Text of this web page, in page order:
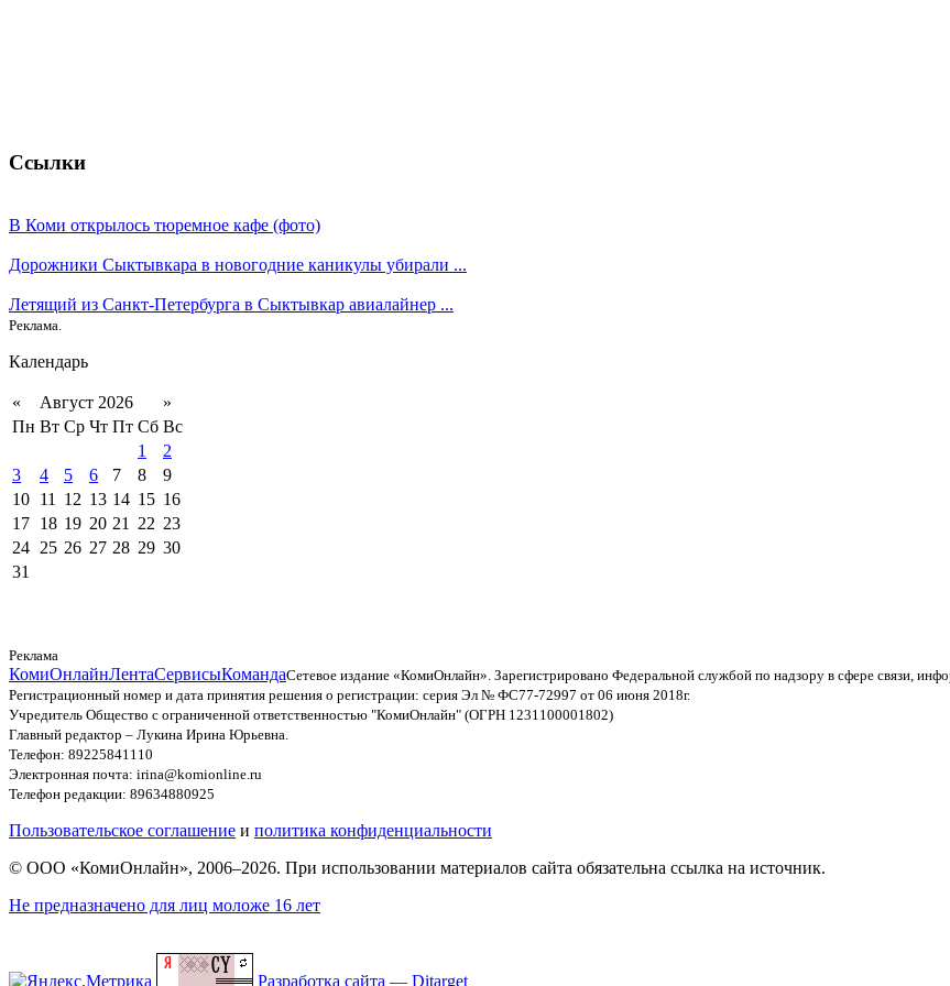
Ссылки
В Коми открылось тюремное кафе (фото)
Дорожники Сыктывкара в новогодние каникулы убирали ...
Летящий из Санкт-Петербурга в Сыктывкар авиалайнер ...
Реклама.
Календарь
« Август 2026
»
Пн Вт Ср Чт Пт Сб Вс
1
2
3
4 5 6 7 8
9
10 11 12 13 14 15 16
17 18 19 20 21 22 23
24 25 26 27 28 29 30
31
Реклама
КомиОнлайнЛентаСервисыКомандаСетевое издание «КомиОнлайн». Зарегистрировано Федеральной службой по надзору в сфере связи,
Регистрационный номер и дата принятия решения о регистрации: серия Эл № ФС77-72997 от 06 июня 2018г.
Учредитель Общество с ограниченной ответственностью "КомиОнлайн" (ОГРН 1231100001802)
Главный редактор – Лукина Ирина Юрьевна.
Телефон: 89225841110
Электронная почта: irina@komionline.ru
Телефон редакции: 89634880925
Пользовательское соглашение и политика конфиденциальности
© ООО «КомиОнлайн», 2006–2026. При использовании материалов сайта обязательна ссылка на источник.
Не предназначено для лиц моложе 16 лет
Разработка сайта — Ditarget